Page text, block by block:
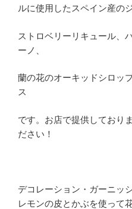
ルに使用したスペイン産の
ストロベリーリキュール、
ーノ、
蘭の花のオーキッドシロッ
ス
です。お店で提供しており
ださい！
デコレーション・ガーニッ
レモンの皮とかぶを使って